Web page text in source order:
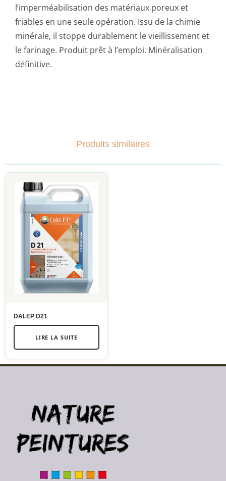
l’imperméabilisation des matériaux poreux et
friables en une seule opération. Issu de la chimie
minérale, il stoppe durablement le vieillissement et
le farinage. Produit prêt à l’emploi. Minéralisation
définitive.
Produits similaires
DALEP D21
LIRE LA SUITE